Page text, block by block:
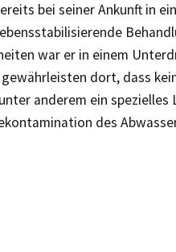
bei seiner Ankunft in
war er in einem
dort, dass
anderem ein
des